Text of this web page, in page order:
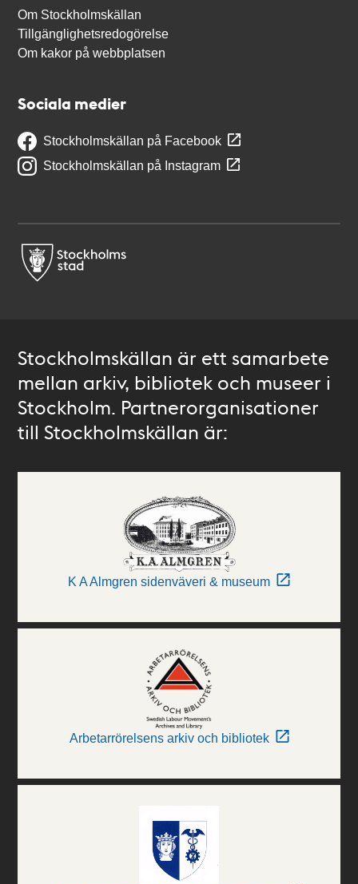
Om Stockholmskällan
Tillgänglighetsredogörelse
Om kakor på webbplatsen
Sociala medier
Stockholmskällan på Facebook
Stockholmskällan på Instagram
Stockholmskällan är ett samarbete
mellan arkiv, bibliotek och museer i
Stockholm. Partnerorganisationer
till Stockholmskällan är:
K A Almgren sidenväveri & museum
Arbetarrörelsens arkiv och bibliotek